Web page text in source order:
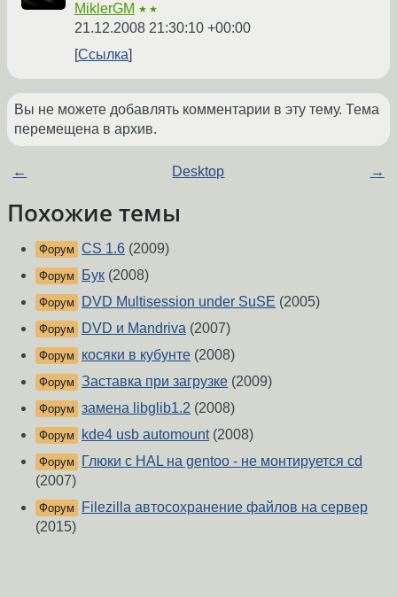
MiklerGM ★★
21.12.2008 21:30:10 +00:00
Ссылка
Вы не можете добавлять комментарии в эту тему. Тема
перемещена в архив.
← Desktop →
Похожие темы
Форум CS 1.6 (2009)
Форум Бук (2008)
Форум DVD Multisession under SuSE (2005)
Форум DVD и Mandriva (2007)
Форум косяки в кубунте (2008)
Форум Заставка при загрузке (2009)
Форум замена libglib1.2 (2008)
Форум kde4 usb automount(2008)
Форум
Глюки с HAL на gentoo - не монтируется cd
(2007)
Форум
Filezilla автосохранение файлов на сервер
(2015)